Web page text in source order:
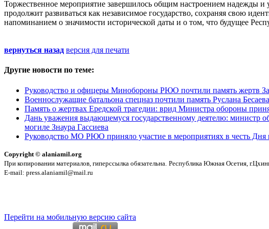
Торжественное мероприятие завершилось общим настроением надежды
продолжит развиваться как независимое государство, сохраняя свою
напоминанием о значимости исторической даты и о том, что будущее
вернуться назад версия для печати
Другие новости по теме:
Руководство и офицеры Минобороны РЮО почтили память жертв
Военнослужащие батальона спецназ почтили память Руслана Бесаева
Память о жертвах Ередской трагедии: врид Министра обороны
Дань уважения выдающемуся государственному деятелю: министр
могиле Знаура Гассиева
Руководство МО РЮО приняло участие в мероприятиях в честь Дня
Copyright © alaniamil.org
При копировании материалов, гиперссылка обязательна. Республика Южная Осетия,
E-mail: press.alaniamil@mail.ru
Перейти на мобильную версию сайта